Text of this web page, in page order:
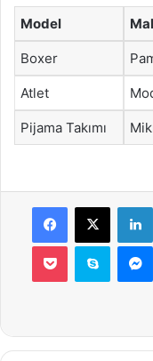
Model
Boxer
Atlet
Pijama Takımı
Facebook
X
Pocket Skype